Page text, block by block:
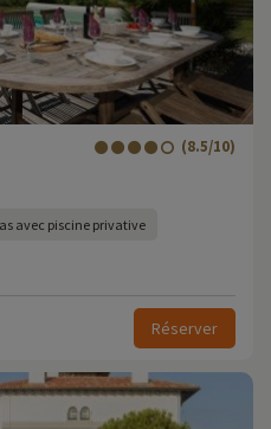
(8.5/10)
avec piscine privative
Réserver